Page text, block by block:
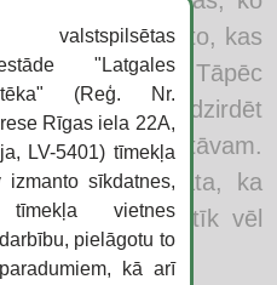
svarīgāks par to, kas
viesus. Tāpēc
sadzirdēt
augšstāvam.
ir pārliecināta, ka
Un tas viņai patīk vēl
"Latgales
(Reģ. Nr.
Rīgas iela 22A,
LV-5401) tīmekļa
izmanto sīkdatnes,
vietnes
pielāgotu to
kā arī